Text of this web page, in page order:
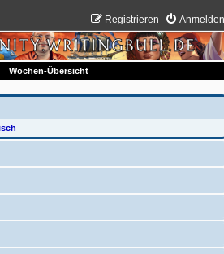
Registrieren
Wochen-Übersicht